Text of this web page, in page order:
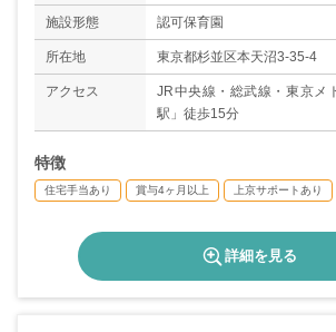
◇夏季休暇3日・年末年始6日
◇慶弔休暇
◇有給休暇年間10～11日（
入社時に一部付与）
＊年間休日数117日
施設形態 認可保育園
所在地 東京都杉並区本天沼3-35-4
アクセス
JR中央線・総武線・東京メ
駅」徒歩15分
特徴
住宅手当あり 賞与4ヶ月以上 上京サポートあり
詳細を見る